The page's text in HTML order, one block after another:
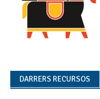
DARRERS RECURSOS